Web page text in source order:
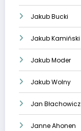
Jakub Bucki
Jakub Kamiński
Jakub Moder
Jakub Wolny
Jan Błachowicz
Janne Ahonen